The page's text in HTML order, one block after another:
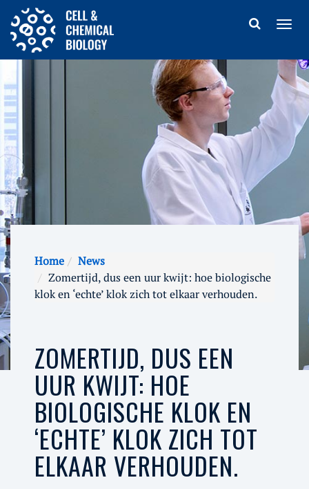
Home
News
Zomertijd, dus een uur kwijt: hoe biologische
klok en ‘echte’ klok zich tot elkaar verhouden.
ZOMERTIJD, DUS EEN
UUR KWIJT: HOE
BIOLOGISCHE KLOK EN
‘ECHTE’ KLOK ZICH TOT
ELKAAR VERHOUDEN.